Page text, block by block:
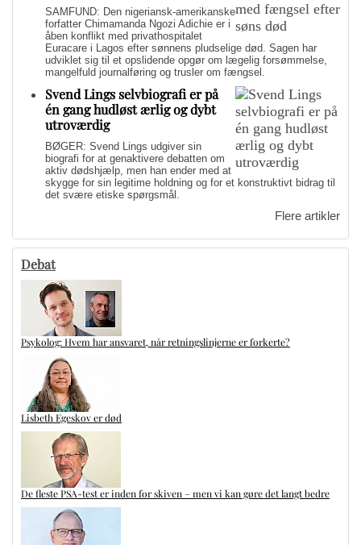
SAMFUND: Den nigeriansk-amerikanske
forfatter Chimamanda Ngozi Adichie er i
åben konflikt med privathospitalet
Euracare i Lagos efter sønnens pludselige død. Sagen har
udviklet sig til et opslidende opgør om lægelig forsømmelse,
mangelfuld journalføring og trusler om fængsel.
Svend Lings selvbiografi er på
én gang hudløst ærlig og dybt
utroværdig
BØGER: Svend Lings udgiver sin
biografi for at genaktivere debatten om
aktiv dødshjælp, men han ender med at
skygge for sin legitime holdning og for et konstruktivt bidrag til
det svære etiske spørgsmål.
Flere artikler
Debat
Psykolog: Hvem har ansvaret, når retningslinjerne er forkerte?
Lisbeth Egeskov er død
De fleste PSA-test er inden for skiven – men vi kan gøre det langt bedre